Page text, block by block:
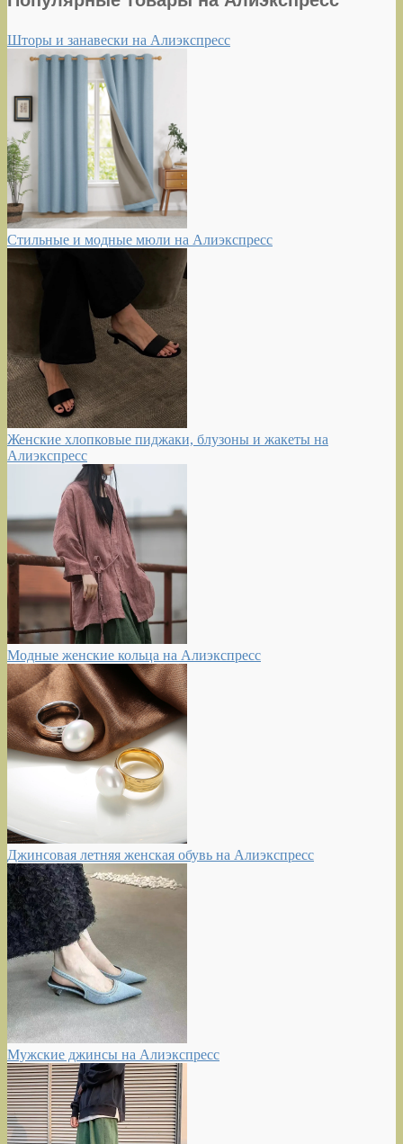
Шторы и занавески на Алиэкспресс
Стильные и модные мюли на Алиэкспресс
Женские хлопковые пиджаки, блузоны и жакеты на
Алиэкспресс
Модные женские кольца на Алиэкспресс
Джинсовая летняя женская обувь на Алиэкспресс
Мужские джинсы на Алиэкспресс